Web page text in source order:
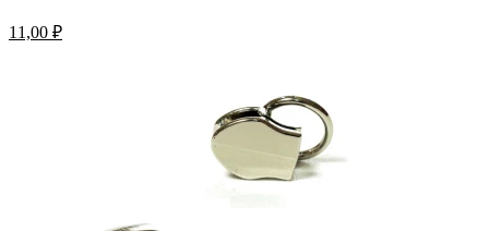
11,00 ₽